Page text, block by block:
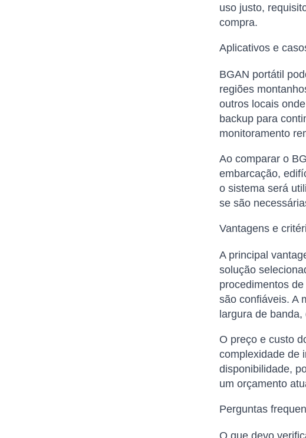
uso justo,
compra.
Aplicativos e
BGAN portátil
regiões
outros locais
backup para
monitoramento
Ao comparar o
embarcação,
o sistema será
se são
Vantagens e
A principal
solução
procedimentos
são confiáveis. A
largura de
O preço e custo
complexidade de
disponibilidade,
um orçamento
Perguntas
O que devo